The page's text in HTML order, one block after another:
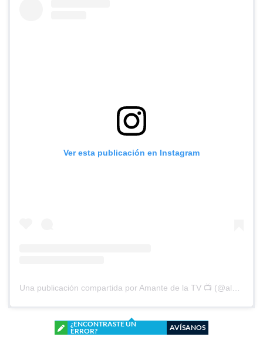
Ver esta publicación en Instagram
Una publicación compartida por Amante de la TV 📺 (@alguien_te_observa)
¿ENCONTRASTE UN
ERROR?
AVÍSANOS